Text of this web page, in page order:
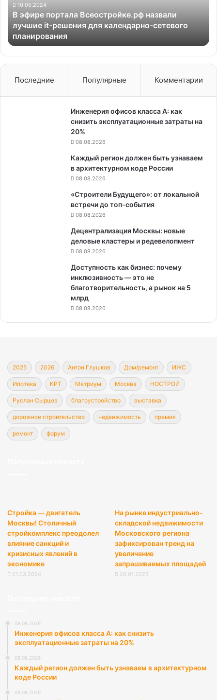
it-
решения
для
календарно-
сетевого
планирования
10.05.2024
В эфире портала Всеостройке.рф назвали
лучшие it-решения для календарно-сетевого
планирования
Последние Популярные Комментарии
Инженерия офисов класса А: как
снизить эксплуатационные затраты на
20%
08.08.2026
Каждый регион должен быть узнаваем
в архитектурном коде России
08.08.2026
«Строители Будущего»: от локальной
встречи до топ-события
08.08.2026
Децентрализация Москвы: новые
деловые кластеры и редевелопмент
08.08.2026
Доступность как бизнес: почему
инклюзивность — это не
благотворительность, а рынок на 5
млрд
08.08.2026
2025 2026 Антон Глушков Дом/ремонт ИЖС
Ипотека КРТ Метриум Москва НОСТРОЙ
Руслан Сырцов благоустройство выставка
дорожное строительство недвижимость премия
ремонт форум
Стройка — двигатель
Москвы! Столичный
стройкомплекс преодолел
влияние санкций и
кризисных явлений в
экономике
01.03.2024
На рынке индустриально-
складской недвижимости
Московского региона
зафиксирован тренд на
увеличение
запрашиваемых площадей
26.01.2025
08.08.2026
Инженерия офисов класса А: как снизить
эксплуатационные затраты на 20%
08.08.2026
Каждый регион должен быть узнаваем в архитектурном
коде России
08.08.2026